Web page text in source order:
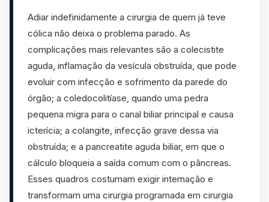
Adiar indefinidamente a cirurgia de quem já teve
cólica não deixa o problema parado. As
complicações mais relevantes são a colecistite
aguda, inflamação da vesícula obstruída, que pode
evoluir com infecção e sofrimento da parede do
órgão; a coledocolitíase, quando uma pedra
pequena migra para o canal biliar principal e causa
icterícia; a colangite, infecção grave dessa via
obstruída; e a pancreatite aguda biliar, em que o
cálculo bloqueia a saída comum com o pâncreas.
Esses quadros costumam exigir internação e
transformam uma cirurgia programada em cirurgia